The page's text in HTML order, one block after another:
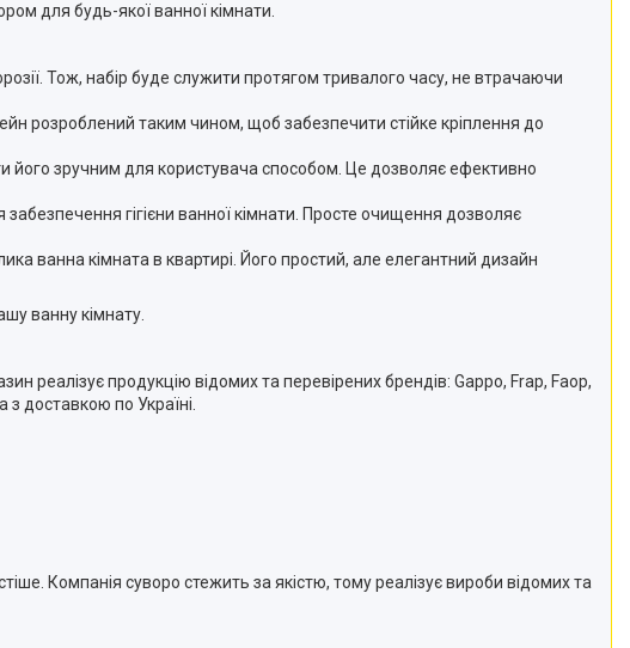
для будь-якої ванної кімнати.
Тож, набір буде служити протягом тривалого часу, не втрачаючи
розроблений таким чином, щоб забезпечити стійке кріплення до
його зручним для користувача способом. Це дозволяє ефективно
гігієни ванної кімнати. Просте очищення дозволяє
ванна кімната в квартирі. Його простий, але елегантний дизайн
ванну кімнату.
реалізує продукцію відомих та перевірених брендів: Gappo, Frap, Faop,
з доставкою по Україні.
Компанія суворо стежить за якістю, тому реалізує вироби відомих та